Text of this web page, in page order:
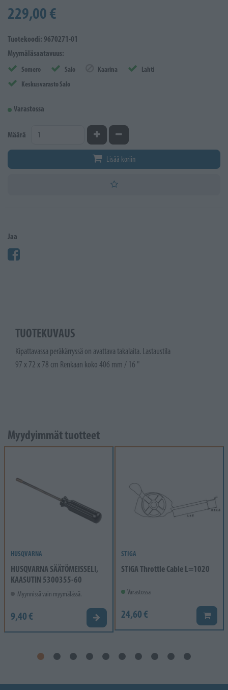
229,00 €
Tuotekoodi: 9670271-01
Myymäläsaatavuus:
Somero Salo Kaarina
Lahti
Keskusvarasto Salo
Varastossa
Määrä Kasvata määrääVähennä määrää
Lisää koriin
Jaa
TUOTEKUVAUS
Kipattavassa peräkärryssä on avattava takalaita. Lastaustila
97 x 72 x 78 cm Renkaan koko 406 mm / 16 "
Myydyimmät tuotteet
HUSQVARNA
HUSQVARNA SÄÄTÖMEISSELI,
KAASUTIN 5300355-60
Myynnissä vain myymälässä.
9,40 € Valitse vaihtoehto
STIGA
STIGA Throttle Cable L=1020
Varastossa
24,60 € Lisää